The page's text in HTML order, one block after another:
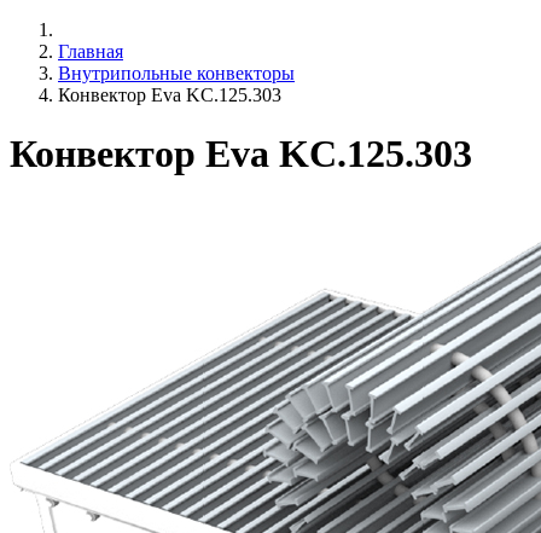
Главная
Внутрипольные конвекторы
Конвектор Eva KC.125.303
Конвектор Eva KC.125.303